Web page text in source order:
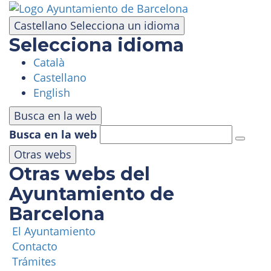
Castellano Selecciona un idioma
Selecciona idioma
Català
Castellano
English
Busca en la web
Busca en la web
Otras webs
Otras webs del
Ayuntamiento de
Barcelona
El Ayuntamiento
Contacto
Trámites
Pasar
contenido
principal
VISITA
PARQUE DE ATRACCIONES
ÁREA PANORÁMICA
MASÍA TIBIDABO
FUNICULAR
TIBICLUB